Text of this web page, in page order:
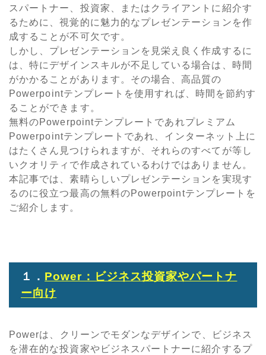
スパートナー、投資家、またはクライアントに紹介す
るために、視覚的に魅力的なプレゼンテーションを作
成することが不可欠です。
しかし、プレゼンテーションを見栄え良く作成するに
は、特にデザインスキルが不足している場合は、時間
がかかることがあります。その場合、高品質の
Powerpointテンプレートを使用すれば、時間を節約す
ることができます。
無料のPowerpointテンプレートであれプレミアム
Powerpointテンプレートであれ、インターネット上に
はたくさん見つけられますが、それらのすべてが等し
いクオリティで作成されているわけではありません。
本記事では、素晴らしいプレゼンテーションを実現す
るのに役立つ最高の無料のPowerpointテンプレートを
ご紹介します。
１． Power：ビジネス投資家やパートナ
ー向け
Powerは、クリーンでモダンなデザインで、ビジネス
を潜在的な投資家やビジネスパートナーに紹介するプ